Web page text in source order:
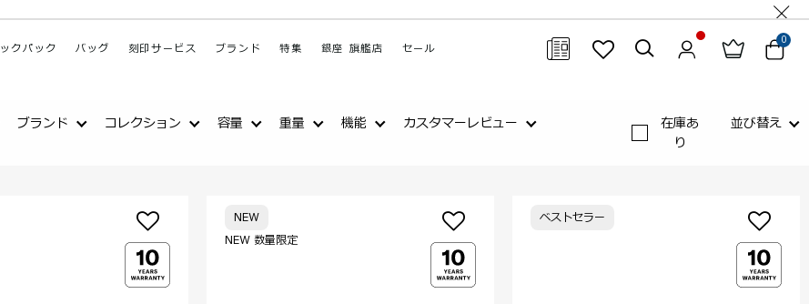
クパック バッグ 刻印サービス ブランド 特集 銀座 旗艦店 セール
0
閉じる
ブランド コレクション 容量 重量 機能 カスタマーレビュー
在庫あ
り
並び替え
NEW 数量限定
NEW ベストセラー